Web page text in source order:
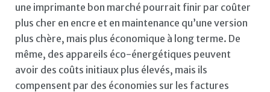
une imprimante bon marché pourrait finir par coûter
plus cher en encre et en maintenance qu’une version
plus chère, mais plus économique à long terme. De
même, des appareils éco-énergétiques peuvent
avoir des coûts initiaux plus élevés, mais ils
compensent par des économies sur les factures